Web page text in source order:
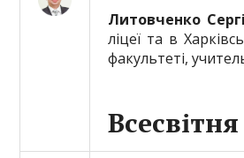
Литовченко
ліцеї та в
факультеті,
Всесвітня